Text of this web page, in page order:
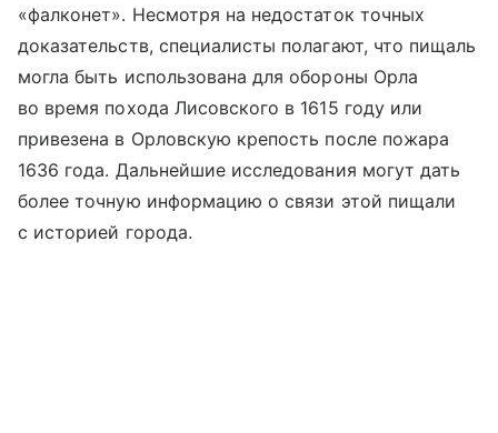
«фалконет». Несмотря на недостаток точных
доказательств, специалисты полагают, что пищаль
могла быть использована для обороны Орла
во время похода Лисовского в 1615 году или
привезена в Орловскую крепость после пожара
1636 года. Дальнейшие исследования могут дать
более точную информацию о связи этой пищали
с историей города.